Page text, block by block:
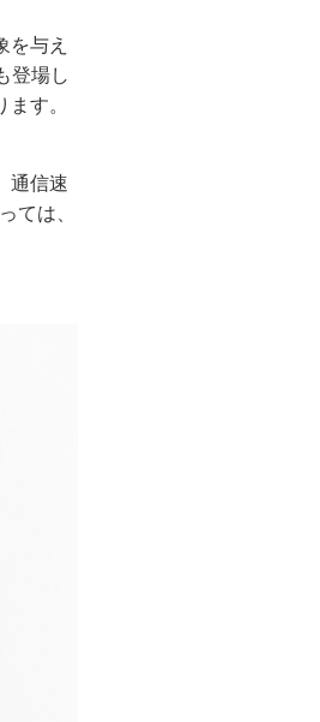
を与え
登場し
す。
通信速
ては、